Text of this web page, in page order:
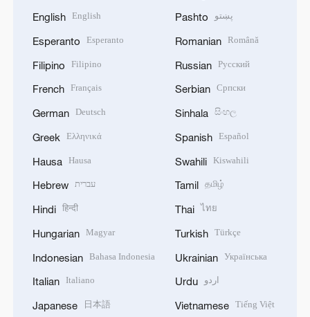
English English
Esperanto Esperanto
Filipino Filipino
French Français
German Deutsch
Greek Ελληνικά
Hausa Hausa
Hebrew עברית
Hindi हिन्दी
Hungarian Magyar
Indonesian Bahasa Indonesia
Italian Italiano
Japanese 日本語
Pashto پښتو
Romanian Română
Russian Русский
Serbian Српски
Sinhala සිංහල
Spanish Español
Swahili Kiswahili
Tamil தமிழ்
Thai ไทย
Turkish Türkçe
Ukrainian Українська
Urdu اردو
Vietnamese Tiếng Việt